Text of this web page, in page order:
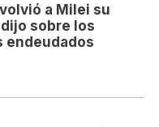
a Milei su
sobre los
endeudados